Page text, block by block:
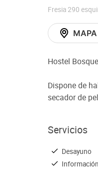
Fresia 290
MAPA
Hostel
Dispone de
secador de
Servicios
Desayuno